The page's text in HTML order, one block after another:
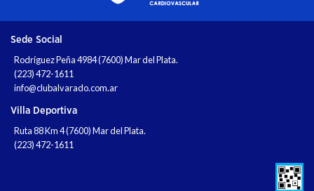
Sede Social
Rodríguez Peña 4984 (7600) Mar del Plata.
(223) 472-1611
info@clubalvarado.com.ar
Villa Deportiva
Ruta 88 Km 4 (7600) Mar del Plata.
(223) 472-1611